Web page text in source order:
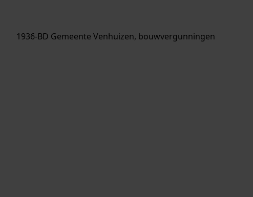
1936-BD Gemeente Venhuizen, bouwvergunningen